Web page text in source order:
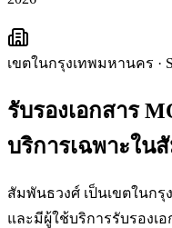
เขตในกรุงเทพมหานคร ·
รับรองเอกสาร
บริการเฉพาะใน
สัมพันธวงศ์ เป็นเขตในก
และมีผู้ใช้บริการรับรองเ